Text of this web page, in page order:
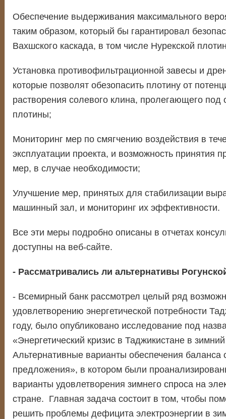
Обеспечение выдерживания максимального
таким образом, который бы гарантировал
Вахшского каскада, в том числе Нурекской
Установка противофильтрационной завесы и
которые позволят обезопасить плотину от
растворения солевого клина, пролегающего под
плотины;
Мониторинг мер по смягчению воздействия в
эксплуатации проекта, и возможность принятия
мер, в случае необходимости;
Улучшение мер, принятых для стабилизации
машинный зал, и мониторинг их эффективности.
Все эти меры подробно описаны в отчетах
доступны на веб-сайте.
- Рассматривались ли альтернативы
- Всемирный банк рассмотрел целый ряд
удовлетворению энергетической потребности
году, было опубликовано исследование под
«Энергетический кризис в Таджикистане в
Альтернативные варианты обеспечения баланса
предложения», в котором были
варианты удовлетворения зимнего спроса на
стране. Главная задача состоит в том, чтобы
решить проблемы дефицита электроэнергии в